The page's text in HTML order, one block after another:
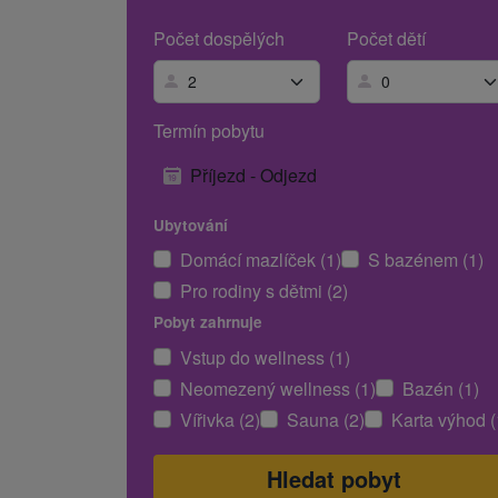
Počet dospělých
Počet dětí
Termín pobytu
Příjezd - Odjezd
Ubytování
Domácí mazlíček (1)
S bazénem (1)
Pro rodiny s dětmi (2)
Pobyt zahrnuje
Vstup do wellness (1)
Neomezený wellness (1)
Bazén (1)
Vířivka (2)
Sauna (2) Karta výhod